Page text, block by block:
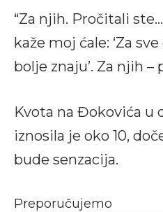
“Za njih. Pročitali
kaže moj ćale: ‘Za
bolje znaju’. Za njih –
Kvota na Đokovića u
iznosila je oko 10,
bude senzacija.
Preporučujemo